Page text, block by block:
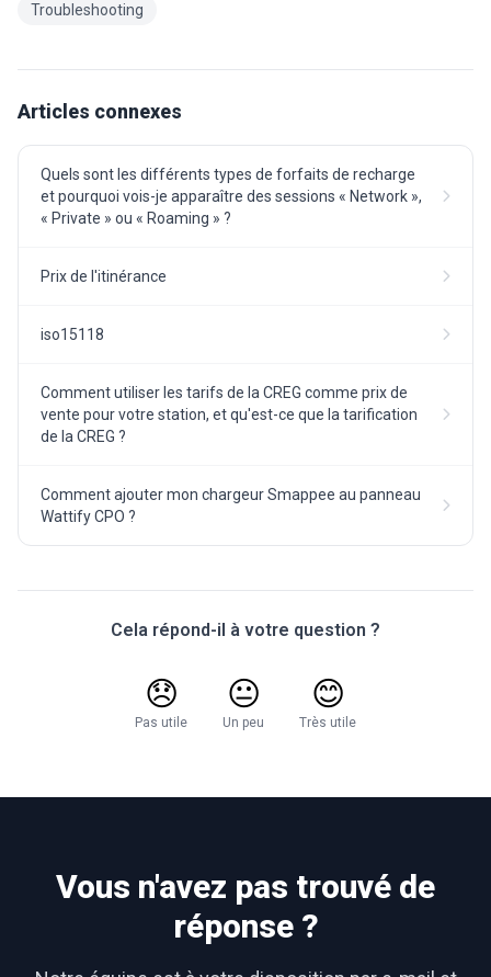
Troubleshooting
Articles connexes
Quels sont les différents types de forfaits de recharge
et pourquoi vois-je apparaître des sessions « Network »,
« Private » ou « Roaming » ?
Prix de l'itinérance
iso15118
Comment utiliser les tarifs de la CREG comme prix de
vente pour votre station, et qu'est-ce que la tarification
de la CREG ?
Comment ajouter mon chargeur Smappee au panneau
Wattify CPO ?
Cela répond-il à votre question ?
😞
Pas utile
😐
Un peu
😊
Très utile
Vous n'avez pas trouvé de
réponse ?